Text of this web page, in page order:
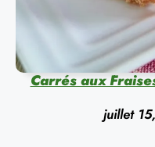
Carrés aux
juillet